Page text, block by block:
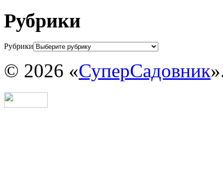
Рубрики
Рубрики
© 2026 «СуперСадовник